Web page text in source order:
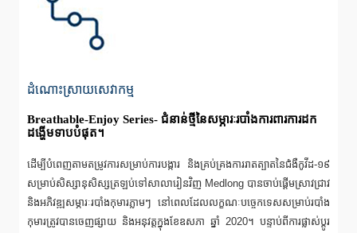
ដំណោះស្រាយសេវាកម្ម
Breathable-Enjoy Series- ជំនាន់ថ្មីនៃសម្ភារៈរបាំងការពារការដក
ដង្ហើមទាបបំផុត។
ដើម្បីបំពេញតាមតម្រូវការសម្រាប់ការបង្ការ និងគ្រប់គ្រងការរាតត្បាតនៃជំងឺកូវីដ-១៩
សម្រាប់សិស្សានុសិស្សត្រឡប់ទៅសាលារៀនវិញ Medlong បានចាប់ផ្តើមស្រាវជ្រាវ
និងអភិវឌ្ឍសម្ភារៈរបាំងកុមារភ្លាមៗ នៅពេលដែលលក្ខណៈបច្ចេកទេសសម្រាប់របាំង
កុមារត្រូវបានចេញផ្សាយ និងអនុវត្តក្នុងខែឧសភា ឆ្នាំ 2020។ បន្ទាប់ពីការផ្លាស់ប្តូរ